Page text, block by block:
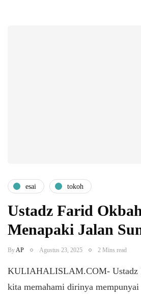
esai tokoh
Ustadz Farid
Menapaki Jalan
ByAP Agustus 23, 2025 2 Mins read
KULIAHALISLAM.COM- Ustadz
kita memahami dirinya